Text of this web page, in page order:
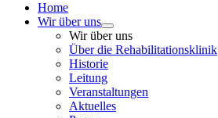
Home
Wir über uns
Wir über uns
Über die Rehabilitationsklinik
Historie
Leitung
Veranstaltungen
Aktuelles